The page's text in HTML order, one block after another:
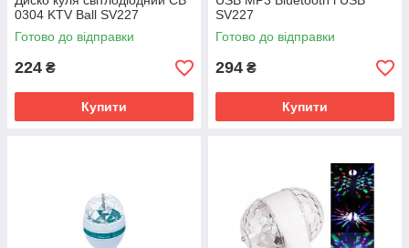
0304 KTV Ball SV227
Готово до відправки
224 ₴
Купити
SV227
Готово до відправки
294 ₴
Купити